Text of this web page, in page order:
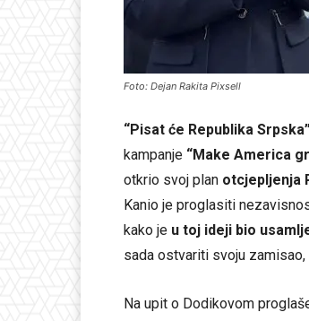
Foto: Dejan Rakita Pixsell
“Pisat će Republika
kampanje “Make America
otkrio svoj plan otcjepljenja
Kanio je proglasiti
kako je u toj ideji bio
sada ostvariti svoju
Na upit o Dodikovom